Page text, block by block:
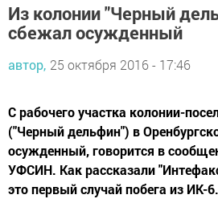
Из колонии "Черный
сбежал осужденный
автор, 25 октября 2016 - 17:46
С рабочего участка колонии-
("Черный дельфин") в
осужденный, говорится в
УФСИН. Как рассказали
это первый случай побега из ИК-6.